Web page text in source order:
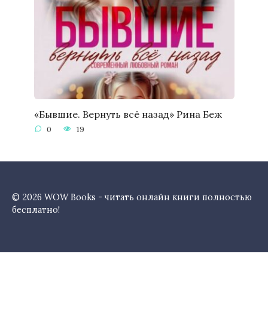
«Бывшие. Вернуть всё назад» Рина Беж
0 19
© 2026 WOW Books - читать онлайн книги полностью
бесплатно!